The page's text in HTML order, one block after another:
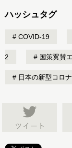
ハッシュタグ
COVID-19
2 国策翼賛
日本の新型コロ